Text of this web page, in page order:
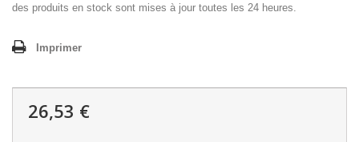
des produits en stock sont mises à jour toutes les 24 heures.
Imprimer
26,53 €